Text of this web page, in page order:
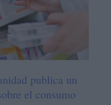
publica un
el consumo